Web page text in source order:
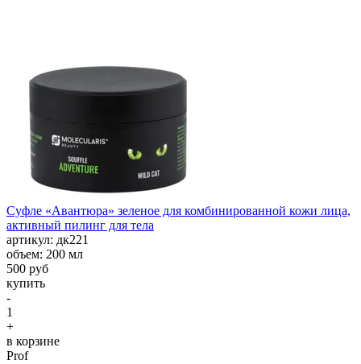
Суфле «Авантюра» зеленое для комбинированной кожи лица,
активный пилинг для тела
aртикул: дк221
объем: 200 мл
500 руб
купить
-
1
+
в корзине
Prof